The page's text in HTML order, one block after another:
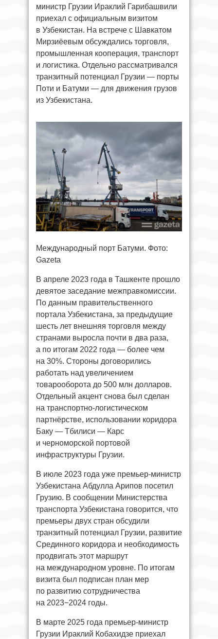
министр Грузии Ираклий Гарибашвили
приехал с официальным визитом
в Узбекистан. На встрече с Шавкатом
Мирзиёевым обсуждались торговля,
промышленная кооперация, транспорт
и логистика. Отдельно рассматривался
транзитный потенциал Грузии — порты
Поти и Батуми — для движения грузов
из Узбекистана.
Международный порт Батуми. Фото:
Gazeta
В апреле 2023 года в Ташкенте прошло
девятое заседание межправкомиссии.
По данным правительственного
портала Узбекистана, за предыдущие
шесть лет внешняя торговля между
странами выросла почти в два раза,
а по итогам 2022 года — более чем
на 30%. Стороны договорились
работать над увеличением
товарооборота до 500 млн долларов.
Отдельный акцент снова был сделан
на транспортно-логистическом
партнёрстве, использовании коридора
Баку — Тбилиси — Карс
и черноморской портовой
инфраструктуры Грузии.
В июле 2023 года уже премьер-министр
Узбекистана Абдулла Арипов посетил
Грузию. В сообщении Министерства
транспорта Узбекистана говорится, что
премьеры двух стран обсудили
транзитный потенциал Грузии, развитие
Срединного коридора и необходимость
продвигать этот маршрут
на международном уровне. По итогам
визита был подписан план мер
по развитию сотрудничества
на 2023−2024 годы.
В марте 2025 года премьер-министр
Грузии Ираклий Кобахидзе приехал